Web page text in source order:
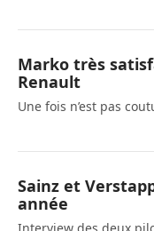
Marko très
Renault
Une fois n’est pas
Sainz et
année